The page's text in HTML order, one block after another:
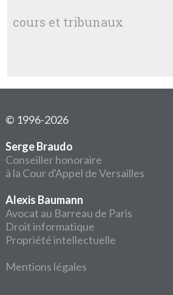
cours et tribunaux
© 1996-2026
Serge Braudo
Conseiller honoraire
à la Cour d'Appel de Versailles
Alexis Baumann
Avocat au Barreau de Paris
Droit informatique
Propriété intellectuelle
Mentions légales